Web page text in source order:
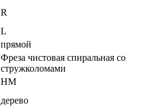
R
L
прямой
Фреза чистовая спиральная со
стружколомами
HM
дерево